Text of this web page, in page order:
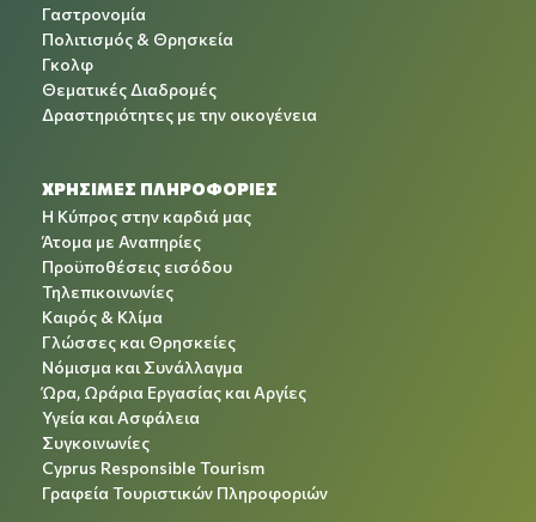
Γαστρονομία
Πολιτισμός & Θρησκεία
Γκολφ
Θεματικές Διαδρομές
Δραστηριότητες με την οικογένεια
ΧΡΉΣΙΜΕΣ ΠΛΗΡΟΦΟΡΊΕΣ
Η Κύπρος στην καρδιά μας
Άτομα με Αναπηρίες
Προϋποθέσεις εισόδου
Τηλεπικοινωνίες
Καιρός & Κλίμα
Γλώσσες και Θρησκείες
Νόμισμα και Συνάλλαγμα
Ώρα, Ωράρια Εργασίας και Αργίες
Υγεία και Ασφάλεια
Συγκοινωνίες
Cyprus Responsible Tourism
Γραφεία Τουριστικών Πληροφοριών